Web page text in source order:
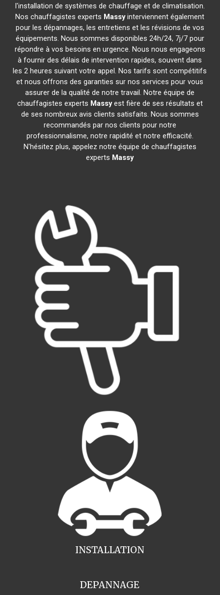
l'installation de systèmes de chauffage et de climatisation.
Nos chauffagistes experts Massyinterviennent également
pour les dépannages, les entretiens et les révisions de vos
équipements. Nous sommes disponibles 24h/24, 7j/7 pour
répondre à vos besoins en urgence. Nous nous engageons
à fournir des délais de intervention rapides, souvent dans
les 2 heures suivant votre appel. Nos tarifs sont compétitifs
et nous offrons des garanties sur nos services pour vous
assurer de la qualité de notre travail. Notre équipe de
chauffagistes experts Massyest fière de ses résultats et
de ses nombreux avis clients satisfaits. Nous sommes
recommandés par nos clients pour notre
professionnalisme, notre rapidité et notre efficacité.
N'hésitez plus, appelez notre équipe de chauffagistes
experts Massy
INSTALLATION
DEPANNAGE